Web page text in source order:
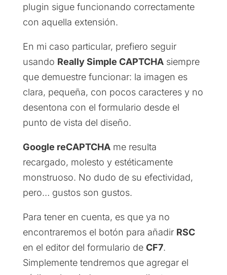
plugin sigue funcionando correctamente
con aquella extensión.
En mi caso particular, prefiero seguir
usando Really Simple CAPTCHAsiempre
que demuestre funcionar: la imagen es
clara, pequeña, con pocos caracteres y no
desentona con el formulario desde el
punto de vista del diseño.
Google reCAPTCHAme resulta
recargado, molesto y estéticamente
monstruoso. No dudo de su efectividad,
pero… gustos son gustos.
Para tener en cuenta, es que ya no
encontraremos el botón para añadir RSC
en el editor del formulario de CF7.
Simplemente tendremos que agregar el